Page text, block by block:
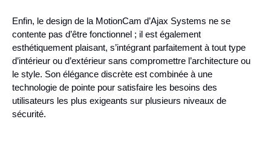
Enfin, le design de la MotionCam d’Ajax Systems ne se
contente pas d’être fonctionnel ; il est également
esthétiquement plaisant, s’intégrant parfaitement à tout type
d’intérieur ou d’extérieur sans compromettre l’architecture ou
le style. Son élégance discrète est combinée à une
technologie de pointe pour satisfaire les besoins des
utilisateurs les plus exigeants sur plusieurs niveaux de
sécurité.